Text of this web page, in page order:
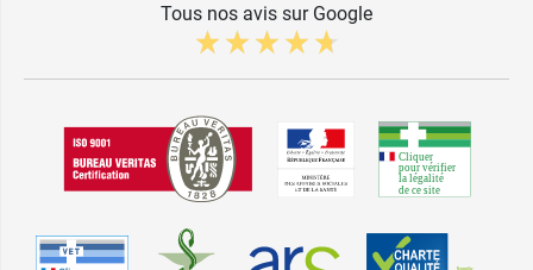
Tous nos avis sur Google